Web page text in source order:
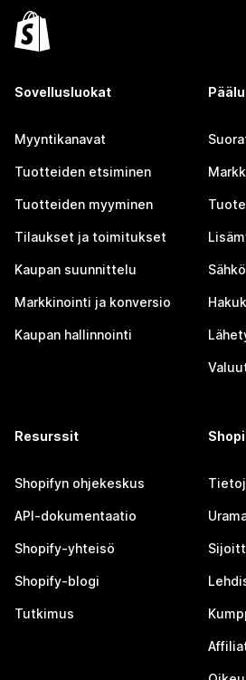
Sovellusluokat
Myyntikanavat
Tuotteiden etsiminen
Tuotteiden myyminen
Tilaukset ja toimitukset
Kaupan suunnittelu
Markkinointi ja konversio
Kaupan hallinnointi
Resurssit
Shopifyn ohjekeskus
API-dokumentaatio
Shopify-yhteisö
Shopify-blogi
Tutkimus